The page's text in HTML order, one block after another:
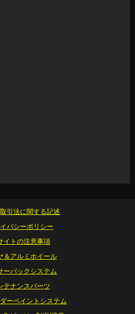
引法に関する記述
バシーポリシー
イトの注意事項
＆アルミホイール
ーバックシステム
テナンスパーツ
ーペイントシステム